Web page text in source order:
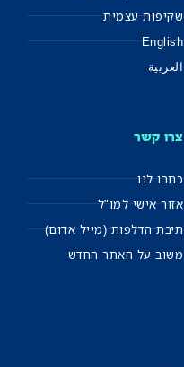
שקיפות עצמית
English
العربية
צרו קשר
כתבו לנו
אזור אישי למו"ל
תיבת הדלפות (מייל אדום)
משוב על האתר החדש